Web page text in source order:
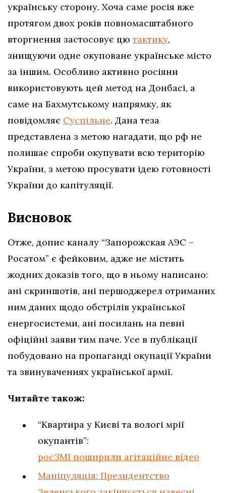
українську сторону. Хоча саме росія вже
протягом двох років повномасштабного
вторгнення застосовує цю тактику,
знищуючи одне окуповане українське місто
за іншим. Особливо активно росіяни
використовують цей метод на Донбасі, а
саме на Бахмутському напрямку, як
повідомляє Суспільне. Дана теза
представлена з метою нагадати, що рф не
полишає спроби окупувати всю територію
України, з метою просувати ідею готовності
України до капітуляції.
Висновок
Отже, допис каналу “Запорожская АЭС –
Росатом” є фейковим, адже не містить
жодних доказів того, що в ньому написано:
ані скриншотів, ані першоджерел отриманих
ним даних щодо обстрілів української
енергосистеми, ані посилань на певні
офіційні заяви тим паче. Усе в публікації
побудовано на пропаганді окупації України
та звинуваченнях української армії.
Читайте також:
“Квартира у Києві та вологі мрії
окупантів”:
росЗМІ поширили агітаційне відео
Маніпуляція: Президентство